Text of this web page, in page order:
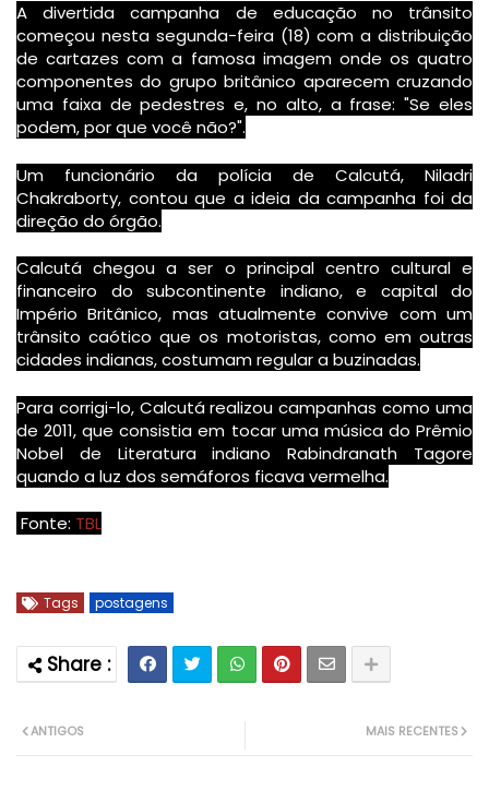
A divertida campanha de educação no trânsito
começou nesta segunda-feira (18) com a distribuição
de cartazes com a famosa imagem onde os quatro
componentes do grupo britânico aparecem cruzando
uma faixa de pedestres e, no alto, a frase: "Se eles
podem, por que você não?".
Um funcionário da polícia de Calcutá, Niladri
Chakraborty, contou que a ideia da campanha foi da
direção do órgão.
Calcutá chegou a ser o principal centro cultural e
financeiro do subcontinente indiano, e capital do
Império Britânico, mas atualmente convive com um
trânsito caótico que os motoristas, como em outras
cidades indianas, costumam regular a buzinadas.
Para corrigi-lo, Calcutá realizou campanhas como uma
de 2011, que consistia em tocar uma música do Prêmio
Nobel de Literatura indiano Rabindranath Tagore
quando a luz dos semáforos ficava vermelha.
Fonte: TBL
Tags postagens
MAIS RECENTES
ANTIGOS